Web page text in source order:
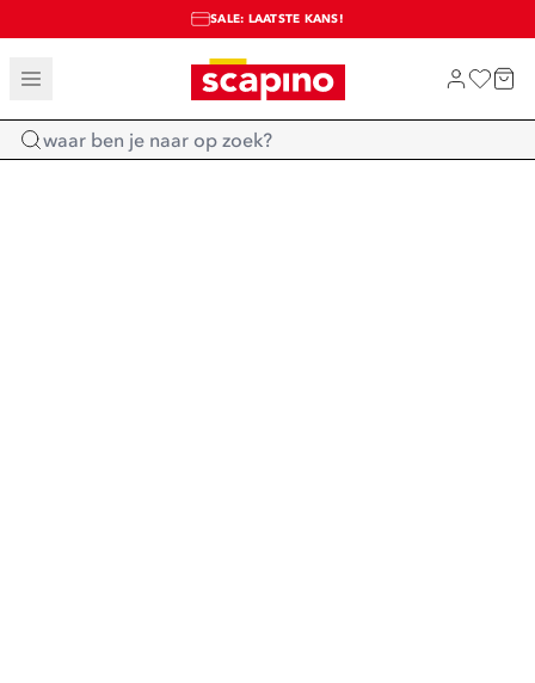
TOT 70% KORTING OP SALE
SALE: LAATSTE KANS!
SHOP NIEUW
Home